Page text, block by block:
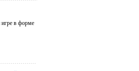
игре в форме